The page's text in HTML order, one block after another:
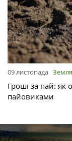
09 листопада Земля
Гроші за пай: як
пайовиками